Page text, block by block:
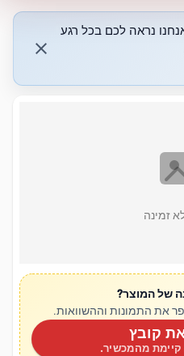
נראה לכם בכל רגע
close
זמינה
של המוצר?
את התמונות וההשוואות.
קובץ
קיימת מהמכשיר.